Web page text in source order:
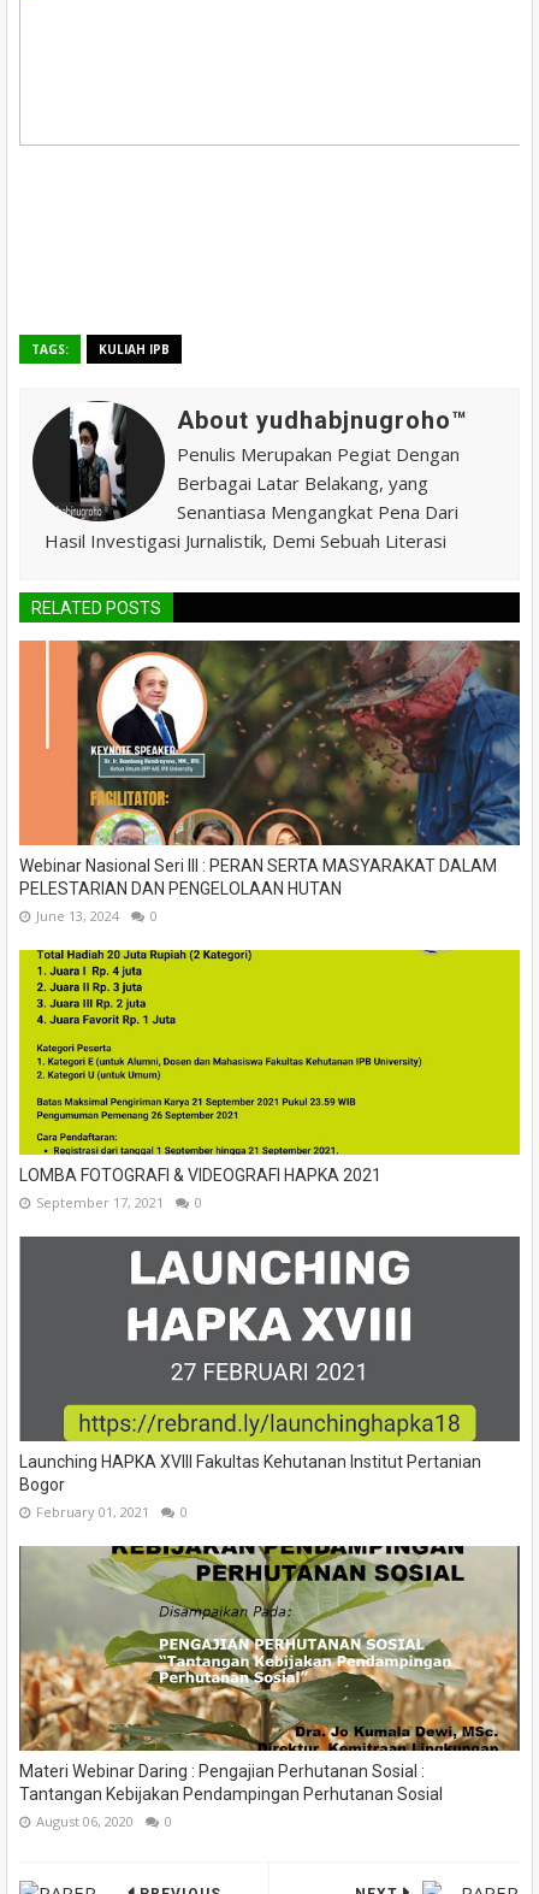
TAGS: KULIAH IPB
About yudhabjnugroho™️
Penulis Merupakan Pegiat Dengan
Berbagai Latar Belakang, yang
Senantiasa Mengangkat Pena Dari
Hasil Investigasi Jurnalistik, Demi Sebuah Literasi
RELATED POSTS
Webinar Nasional Seri III : PERAN SERTA MASYARAKAT DALAM
PELESTARIAN DAN PENGELOLAAN HUTAN
June 13, 2024 0
LOMBA FOTOGRAFI & VIDEOGRAFI HAPKA 2021
September 17, 2021 0
Launching HAPKA XVIII Fakultas Kehutanan Institut Pertanian
Bogor
February 01, 2021 0
Materi Webinar Daring : Pengajian Perhutanan Sosial :
Tantangan Kebijakan Pendampingan Perhutanan Sosial
August 06, 2020 0